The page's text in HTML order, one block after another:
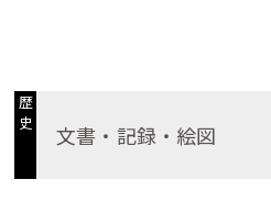
歴
史
文書・記録・絵図